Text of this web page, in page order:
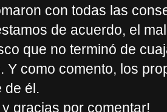
con todas las
de acuerdo, el
que no terminó de
Y como comento, los
de él.
gracias por comentar!